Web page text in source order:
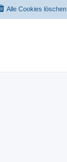
Alle Cookies löschen